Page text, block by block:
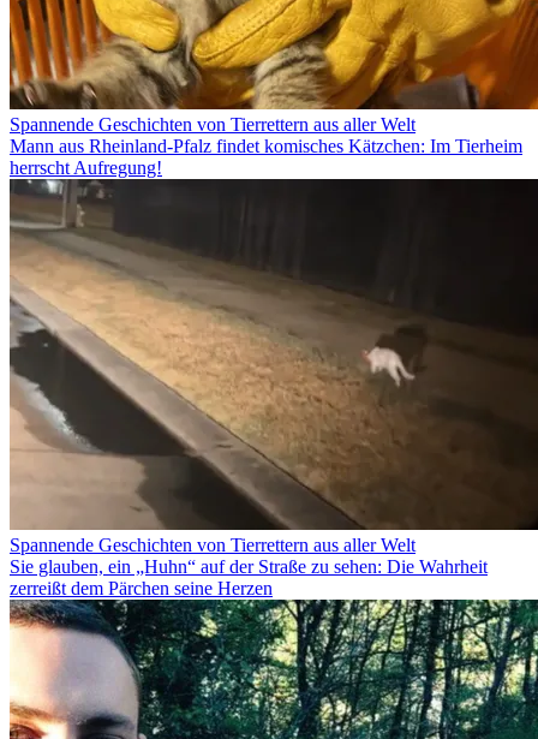
Spannende Geschichten von Tierrettern aus aller Welt
Mann aus Rheinland-Pfalz findet komisches Kätzchen: Im Tierheim
herrscht Aufregung!
Spannende Geschichten von Tierrettern aus aller Welt
Sie glauben, ein „Huhn“ auf der Straße zu sehen: Die Wahrheit
zerreißt dem Pärchen seine Herzen